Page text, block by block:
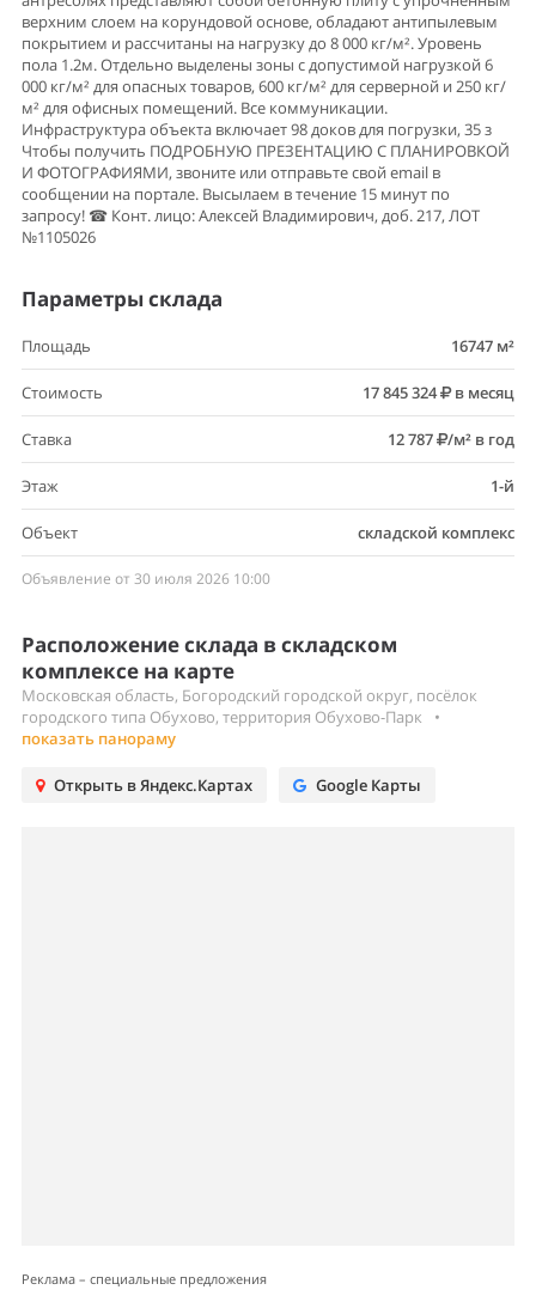
Параметры склада
Площадь 16747 м²
Стоимость 17 845 324 в месяц
Ставка 12 787 /м² в год
Этаж
Расположение склада в складском
комплексе на карте
Московская область, Богородский городской округ, посёлок
городского типа Обухово, территория Обухово-Парк •
показать панораму
Открыть в Яндекс.Картах Google Карты
Подробности — Level.ru